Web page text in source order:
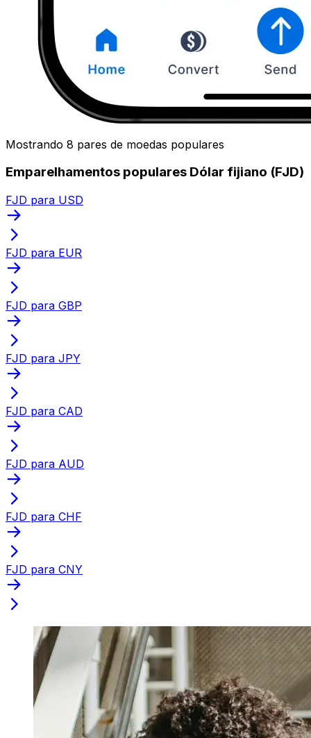
Mostrando 8 pares de moedas populares
Emparelhamentos populares Dólar fijiano (FJD)
FJD para USD
FJD para EUR
FJD para GBP
FJD para JPY
FJD para CAD
FJD para AUD
FJD para CHF
FJD para CNY